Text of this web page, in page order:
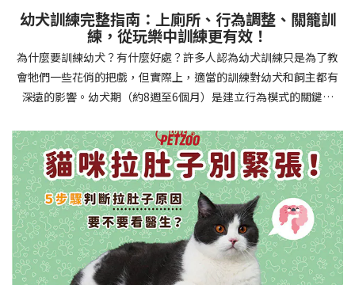
幼犬訓練完整指南：上廁所、行為調整、關籠訓
練，從玩樂中訓練更有效！
為什麼要訓練幼犬？有什麼好處？許多人認為幼犬訓練只是為了教
會牠們一些花俏的把戲，但實際上，適當的訓練對幼犬和飼主都有
深遠的影響。幼犬期（約8週至6個月）是建立行為模式的關鍵時
的行為問題，並建立人犬間的健康關係。 建立安全健康的生活環境
透過基礎訓練，幼犬能學會家居規則，避免危險行為和破壞家具。
像是「不」和「放下」等指令可以阻止幼犬咬電線或誤食有害物
質，有效降低居家意外風險。規律的如廁訓練則能養成良好衛生習
慣，讓家中環境保持乾淨舒適。增強溝通與信任關係訓練過程就像
建立一種共同語言，幫助你和幼犬更好地理解彼此。當幼犬學會回
應你的指令，不只增加了互動機會，也建立了主人作為領導者的地
位。正向獎勵式訓練更能培養幼犬對你的信任感，強化情感連結，